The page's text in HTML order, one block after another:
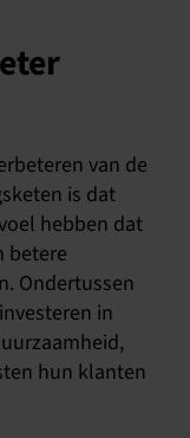
van de
is dat
hebben dat
betere
Ondertussen
in
hun klanten